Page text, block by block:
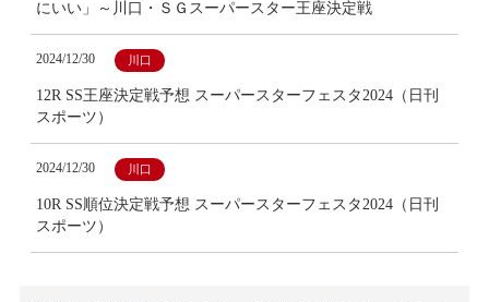
にいい」～川口・ＳＧスーパースター王座決定戦
2024/12/30 川口
12R SS王座決定戦予想 スーパースターフェスタ2024（日刊
スポーツ）
2024/12/30 川口
10R SS順位決定戦予想 スーパースターフェスタ2024（日刊
スポーツ）